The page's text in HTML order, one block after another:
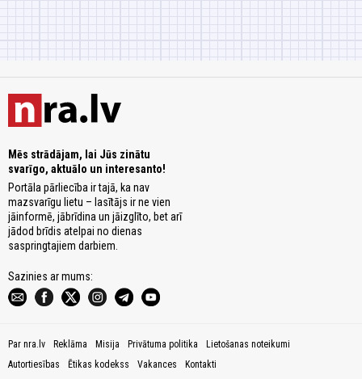
Mēs strādājam, lai Jūs zinātu
svarīgo, aktuālo un interesanto!
Portāla pārliecība ir tajā, ka nav
mazsvarīgu lietu – lasītājs ir ne vien
jāinformē, jābrīdina un jāizglīto, bet arī
jādod brīdis atelpai no dienas
saspringtajiem darbiem.
Sazinies ar mums:
Par nra.lv Reklāma Misija Privātuma politika
Lietošanas noteikumi
Autortiesības
Ētikas kodekss Vakances Kontakti